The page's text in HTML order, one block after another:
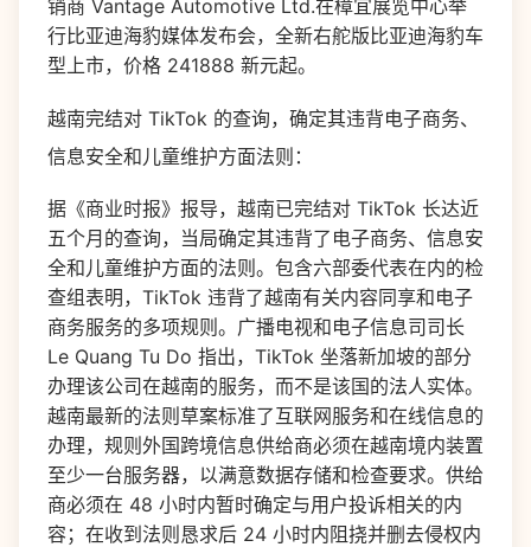
销商 Vantage Automotive Ltd.在樟宜展览中心举
行比亚迪海豹媒体发布会，全新右舵版比亚迪海豹车
型上市，价格 241888 新元起。
越南完结对 TikTok 的查询，确定其违背电子商务、
信息安全和儿童维护方面法则：
据《商业时报》报导，越南已完结对 TikTok 长达近
五个月的查询，当局确定其违背了电子商务、信息安
全和儿童维护方面的法则。包含六部委代表在内的检
查组表明，TikTok 违背了越南有关内容同享和电子
商务服务的多项规则。广播电视和电子信息司司长
Le Quang Tu Do 指出，TikTok 坐落新加坡的部分
办理该公司在越南的服务，而不是该国的法人实体。
越南最新的法则草案标准了互联网服务和在线信息的
办理，规则外国跨境信息供给商必须在越南境内装置
至少一台服务器，以满意数据存储和检查要求。供给
商必须在 48 小时内暂时确定与用户投诉相关的内
容；在收到法则恳求后 24 小时内阻挠并删去侵权内